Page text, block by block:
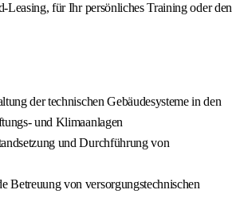
Leasing, für Ihr persönliches Training oder den
der technischen Gebäudesysteme in den
und Klimaanlagen
und Durchführung von
Betreuung von versorgungstechnischen